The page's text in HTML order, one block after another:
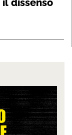
dissenso